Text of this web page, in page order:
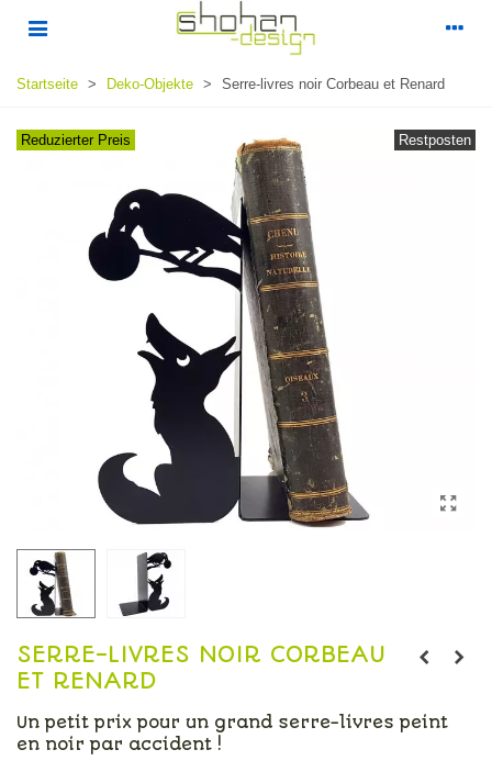
Startseite > Deko-Objekte > Serre-livres noir Corbeau et Renard
Restposten
Reduzierter Preis
SERRE-LIVRES NOIR CORBEAU
ET RENARD
Un petit prix pour un grand serre-livres peint
en noir par accident !